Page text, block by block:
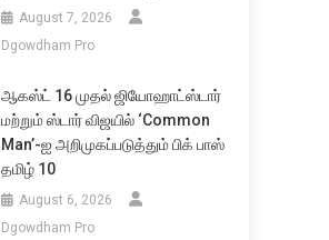
August 7, 2026
Dgowdham Pro
ஆகஸ்ட் 16 முதல் ஜியோஹாட்ஸ்டார்
மற்றும் ஸ்டார் விஜயில் ‘Common
Man’-ஐ அறிமுகப்படுத்தும் பிக் பாஸ்
தமிழ் 10
August 6, 2026
Dgowdham Pro